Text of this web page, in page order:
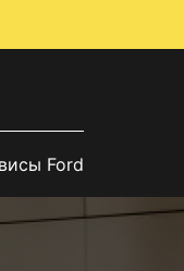
Ford